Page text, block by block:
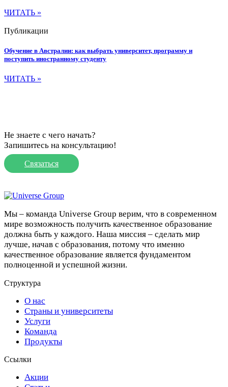
ЧИТАТЬ »
Публикации
Обучение в Австралии: как выбрать университет, программу и
поступить иностранному студенту
ЧИТАТЬ »
Не знаете с чего начать?
Запишитесь на консультацию!
Связаться
Мы – команда Universe Group верим, что в современном
мире возможность получить качественное образование
должна быть у каждого. Наша миссия – сделать мир
лучше, начав с образования, потому что именно
качественное образование является фундаментом
полноценной и успешной жизни.
Структура
О нас
Страны и университеты
Услуги
Команда
Продукты
Ссылки
Акции